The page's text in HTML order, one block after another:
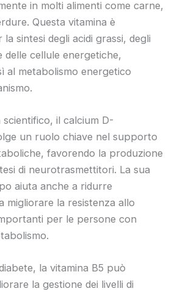
in molti alimenti come carne,
Questa vitamina è
sintesi degli acidi grassi, degli
delle cellule energetiche,
al metabolismo energetico
il calcium D-
un ruolo chiave nel supporto
favorendo la produzione
di neurotrasmettitori. La sua
aiuta anche a ridurre
migliorare la resistenza allo
per le persone con
la vitamina B5 può
la gestione dei livelli di